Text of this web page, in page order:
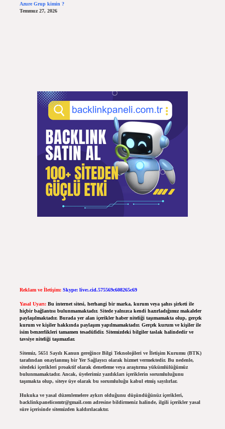
Azure Grup kimin ?
Temmuz 27, 2026
Reklam ve İletişim: Skype: live:.cid.575569c608265c69
Yasal Uyarı: Bu internet sitesi, herhangi bir marka, kurum veya şahıs şirketi ile
hiçbir bağlantısı bulunmamaktadır. Sitede yalnızca kendi hazırladığımız makaleler
paylaşılmaktadır. Burada yer alan içerikler haber niteliği taşımamakta olup, gerçek
kurum ve kişiler hakkında paylaşım yapılmamaktadır. Gerçek kurum ve kişiler ile
isim benzerlikleri tamamen tesadüfidir. Sitemizdeki bilgiler taslak halindedir ve
tavsiye niteliği taşımazlar.
Sitemiz, 5651 Sayılı Kanun gereğince Bilgi Teknolojileri ve İletişim Kurumu (BTK)
tarafından onaylanmış bir Yer Sağlayıcı olarak hizmet vermektedir. Bu nedenle,
sitedeki içerikleri proaktif olarak denetleme veya araştırma yükümlülüğümüz
bulunmamaktadır. Ancak, üyelerimiz yazdıkları içeriklerin sorumluluğunu
taşımakta olup, siteye üye olarak bu sorumluluğu kabul etmiş sayılırlar.
Hukuka ve yasal düzenlemelere aykırı olduğunu düşündüğünüz içerikleri,
backlinkpanelicomtr@gmail.comadresine bildirmeniz halinde, ilgili içerikler yasal
süre içerisinde sitemizden kaldırılacaktır.